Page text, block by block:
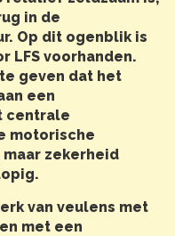
in de
Op dit ogenblik is
LFS voorhanden.
geven dat het
een
centrale
motorische
zekerheid
van veulens met
met een